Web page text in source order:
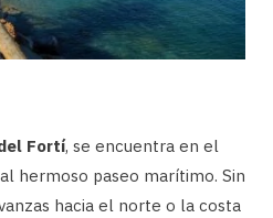
Fortí, se encuentra en el
hermoso paseo marítimo. Sin
hacia el norte o la costa